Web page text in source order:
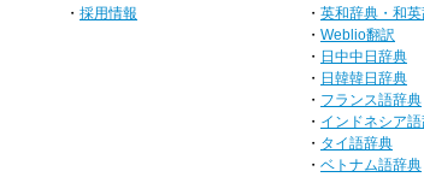
・ 採用情報
・ 英和辞典・和
・ Weblio翻訳
・ 日中中日辞典
・ 日韓韓日辞典
・ フランス語辞典
・ インドネシア
・ タイ語辞典
・ ベトナム語辞典